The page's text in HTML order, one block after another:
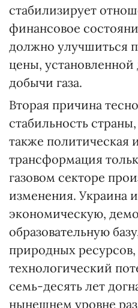
стабилизирует
финансовое
должно улучшиться
цены, установленной
добычи газа.
Вторая причина
стабильность
также политическая
трансформация
газовом секторе
изменения. Украина
экономическую,
образовательную
природных ресурсов,
технологический
семь-десять лет
нынешнем уровне